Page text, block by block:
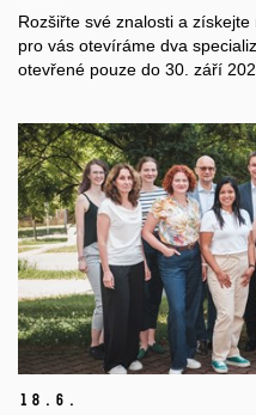
Rozšiřte své znalosti a
pro vás otevíráme dva
otevřené pouze do 30. září
18. 6.